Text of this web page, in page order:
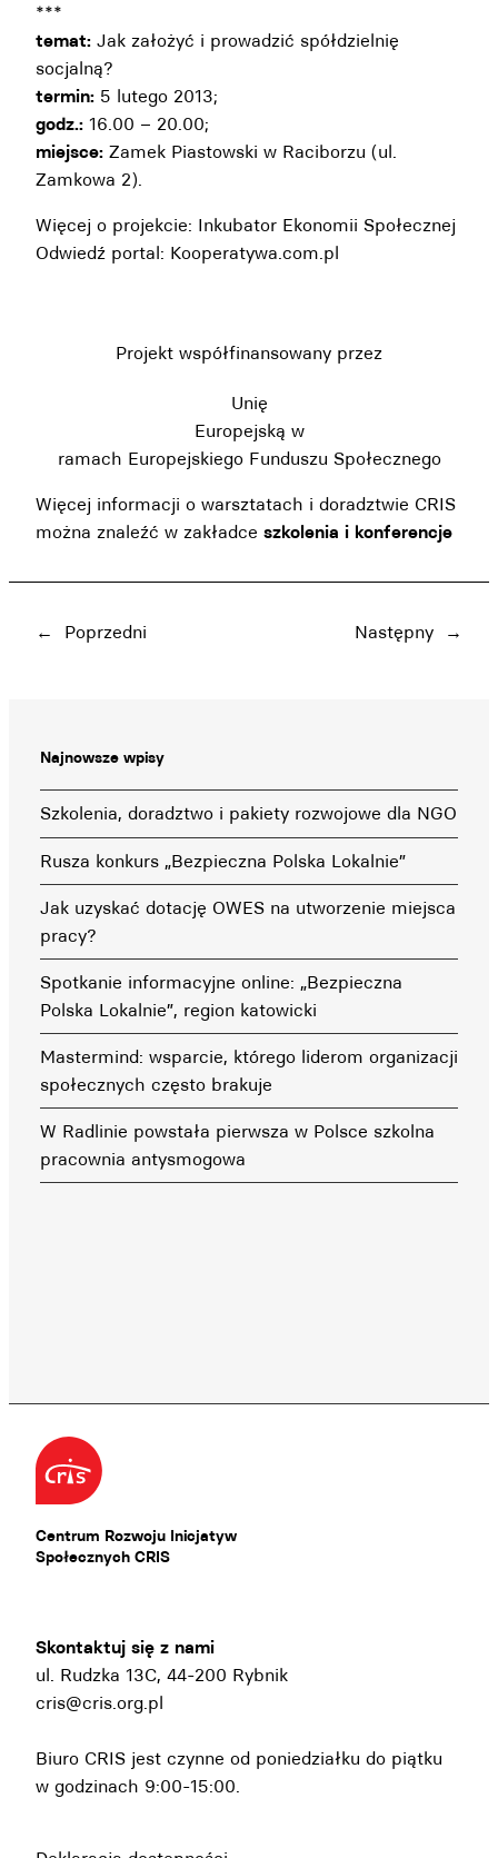
***
temat: Jak założyć i prowadzić spółdzielnię
socjalną?
termin: 5 lutego 2013;
godz.: 16.00 – 20.00;
miejsce: Zamek Piastowski w Raciborzu (ul.
Zamkowa 2).
Więcej o projekcie: Inkubator Ekonomii Społecznej
Odwiedź portal: Kooperatywa.com.pl
Projekt współfinansowany przez
Unię
Europejską w
ramach Europejskiego Funduszu Społecznego
Więcej informacji o warsztatach i doradztwie CRIS
można znaleźć w zakładce szkolenia i konferencje
← Poprzedni Następny →
Najnowsze wpisy
Szkolenia, doradztwo i pakiety rozwojowe dla NGO
Rusza konkurs „Bezpieczna Polska Lokalnie”
Jak uzyskać dotację OWES na utworzenie miejsca
pracy?
Spotkanie informacyjne online: „Bezpieczna
Polska Lokalnie”, region katowicki
Mastermind: wsparcie, którego liderom organizacji
społecznych często brakuje
W Radlinie powstała pierwsza w Polsce szkolna
pracownia antysmogowa
Centrum Rozwoju Inicjatyw
Społecznych CRIS
Skontaktuj się z nami
ul. Rudzka 13C, 44-200 Rybnik
cris@cris.org.pl
Biuro CRIS jest czynne od poniedziałku do piątku
w godzinach 9:00-15:00.